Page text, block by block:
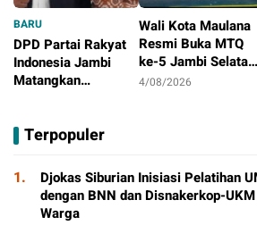
BARU
DPD Partai Rakyat
Indonesia Jambi
Matangkan
Pertama
Wali Kota Maulana
Resmi Buka MTQ
ke-5 Jambi Selatan,
Syiar Al-Qur’an
4/08/2026
Terpopuler
1.
Djokas Siburian Inisiasi Pelatihan
dengan BNN dan Disnakerkop-
Warga